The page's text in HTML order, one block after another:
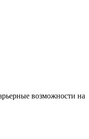
возможности на